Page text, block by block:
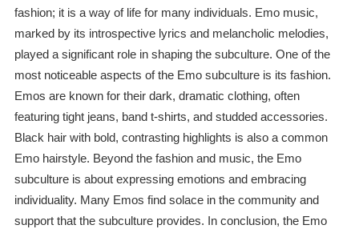
fashion; it is a way of life for many individuals. Emo music,
marked by its introspective lyrics and melancholic melodies,
played a significant role in shaping the subculture. One of the
most noticeable aspects of the Emo subculture is its fashion.
Emos are known for their dark, dramatic clothing, often
featuring tight jeans, band t-shirts, and studded accessories.
Black hair with bold, contrasting highlights is also a common
Emo hairstyle. Beyond the fashion and music, the Emo
subculture is about expressing emotions and embracing
individuality. Many Emos find solace in the community and
support that the subculture provides. In conclusion, the Emo